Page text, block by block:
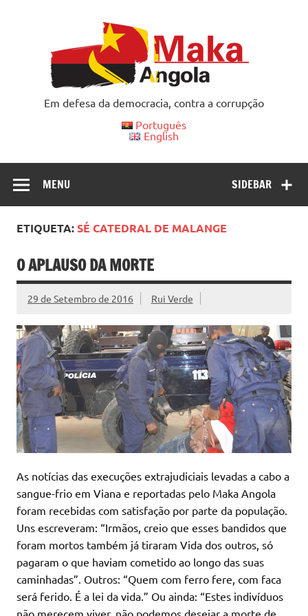
Em defesa da democracia, contra a corrupção
Português
English
SIDEBAR
MENU
ETIQUETA:SÉ CATEDRAL DE MALANGE
O APLAUSO DA MORTE
29 de Setembro de 2016 Rui Verde
As notícias das execuções extrajudiciais levadas a cabo a
sangue-frio em Viana e reportadas pelo Maka Angola
foram recebidas com satisfação por parte da população.
Uns escreveram: “Irmãos, creio que esses bandidos que
foram mortos também já tiraram Vida dos outros, só
pagaram o que haviam cometido ao longo das suas
caminhadas”. Outros: “Quem com ferro fere, com faca
será ferido. É a lei da vida.” Ou ainda: “Estes indivíduos